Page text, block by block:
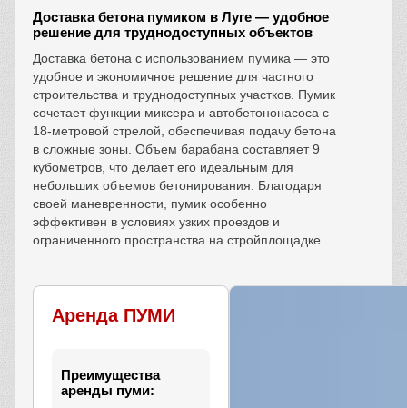
Доставка бетона пумиком в Луге — удобное
решение для труднодоступных объектов
Доставка бетона с использованием пумика — это
удобное и экономичное решение для частного
строительства и труднодоступных участков. Пумик
сочетает функции миксера и автобетононасоса с
18-метровой стрелой, обеспечивая подачу бетона
в сложные зоны. Объем барабана составляет 9
кубометров, что делает его идеальным для
небольших объемов бетонирования. Благодаря
своей маневренности, пумик особенно
эффективен в условиях узких проездов и
ограниченного пространства на стройплощадке.
Аренда ПУМИ
Преимущества
аренды пуми: